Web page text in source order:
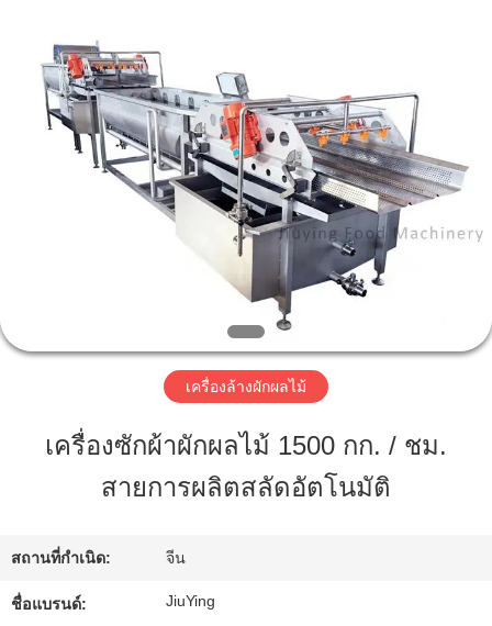
บ้าน
VR
ทัวร์
Machinery
Co.,Ltd.
Reserved.
เครื่องล้างผักผลไม้
เครื่องซักผ้าผักผลไม้ 1500 กก. / ชม.
สายการผลิตสลัดอัตโนมัติ
สถานที่กำเนิด: จีน
ชื่อแบรนด์: JiuYing